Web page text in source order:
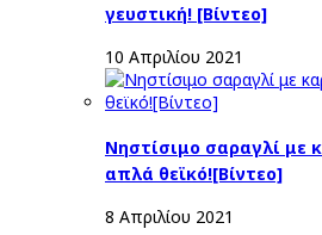
γευστική! [Βίντεο]
10 Απριλίου 2021
Νηστίσιμο σαραγλί με
απλά θεϊκό![Βίντεο]
8 Απριλίου 2021